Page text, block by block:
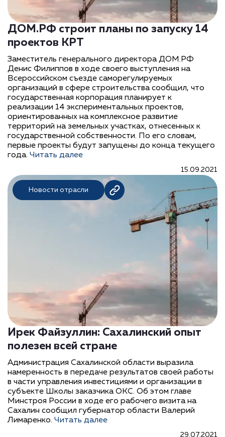
ДОМ.РФ строит планы по запуску 14
проектов КРТ
Заместитель генерального директора ДОМ.РФ
Денис Филиппов в ходе своего выступления на
Всероссийском съезде саморегулируемых
организаций в сфере строительства сообщил, что
государственная корпорация планирует к
реализации 14 экспериментальных проектов,
ориентированных на комплексное развитие
территорий на земельных участках, отнесенных к
государственной собственности. По его словам,
первые проекты будут запущены до конца текущего
года. Читать далее
15.09.2021
Новости отрасли
Ирек Файзуллин: Сахалинский опыт
полезен всей стране
Администрация Сахалинской области выразила
намеренность в передаче результатов своей работы
в части управления инвестициями и организации в
субъекте Школы заказчика ОКС. Об этом главе
Минстроя России в ходе его рабочего визита на
Сахалин сообщил губернатор области Валерий
Лимаренко. Читать далее
29.07.2021